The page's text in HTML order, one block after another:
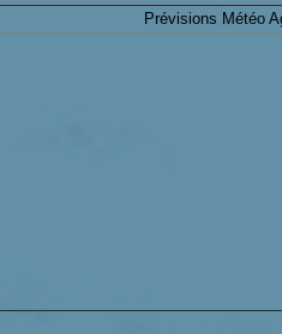
Prévisions Météo